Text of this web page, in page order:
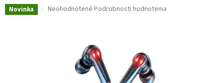
Novinka
Priemerné
hviezdičiek.
Neohodnotené Podrobnosti hodnotenia